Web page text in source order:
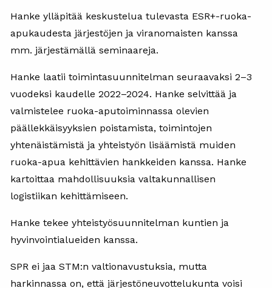
Hanke ylläpitää keskustelua tulevasta ESR+-ruoka-
apukaudesta järjestöjen ja viranomaisten kanssa
mm. järjestämällä seminaareja.
Hanke laatii toimintasuunnitelman seuraavaksi 2–3
vuodeksi kaudelle 2022–2024. Hanke selvittää ja
valmistelee ruoka-aputoiminnassa olevien
päällekkäisyyksien poistamista, toimintojen
yhtenäistämistä ja yhteistyön lisäämistä muiden
ruoka-apua kehittävien hankkeiden kanssa. Hanke
kartoittaa mahdollisuuksia valtakunnallisen
logistiikan kehittämiseen.
Hanke tekee yhteistyösuunnitelman kuntien ja
hyvinvointialueiden kanssa.
SPR ei jaa STM:n valtionavustuksia, mutta
harkinnassa on, että järjestöneuvottelukunta voisi